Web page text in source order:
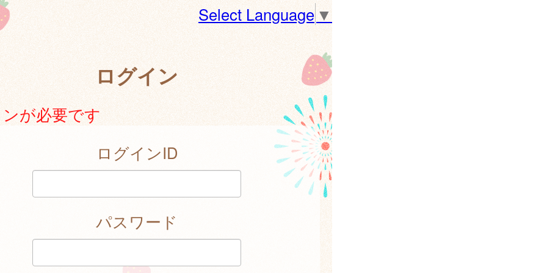
Select Language▼
ログイン
が必要です
ログインID
パスワード